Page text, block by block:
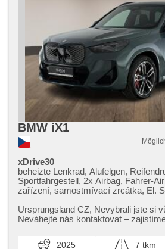
BMW iX1
xDrive30
beheizte Lenkrad, Alufelgen,
Sportfahrgestell, 2x Airbag, Fahrer-
zařízení, samostmívací zrcátka, El.
beheizte Spiegel, paměť nastavení
einstellbare Sitze,
Schaltflutlicht, automatické přepínání
Ursprungsland CZ,​ Nevybrali jste si
Neváhejte nás kontaktovat –
2025 7 tkm